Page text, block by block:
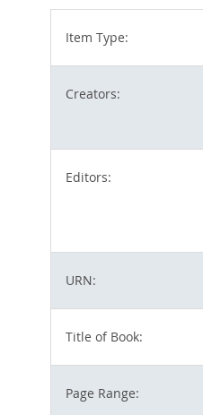
Item Type:
Creators:
Editors:
URN:
Title of Book:
Page Range: